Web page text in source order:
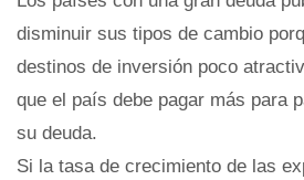
disminuir sus tipos de cambio
destinos de inversión poco
que el país debe pagar más para
su deuda.
Si la tasa de crecimiento de las